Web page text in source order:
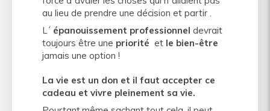
au lieu de prendre une décision et partir .
L´ épanouissement professionnel devrait
toujours être une priorité et le bien-être
jamais une option !
La vie est un don et il faut accepter ce
cadeau et vivre pleinement sa vie.